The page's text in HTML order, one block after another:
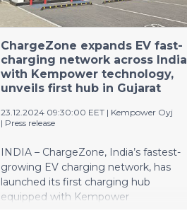
Hannoveriin.
ChargeZone expands EV fast-
charging network across India
with Kempower technology,
unveils first hub in Gujarat
23.12.2024 09:30:00 EET | Kempower Oyj
| Press release
INDIA – ChargeZone, India’s fastest-
growing EV charging network, has
launched its first charging hub
equipped with Kempower